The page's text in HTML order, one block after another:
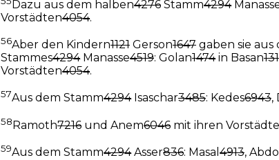
Dazu aus dem halben4276 Stamm4294
Vorstädten4054.
56Aber den Kindern1121 Gerson1647 gaben sie
Stammes4294Manasse4519: Golan1474in Basan
Vorstädten4054.
57Aus dem Stamm4294Isaschar3485: Kedes6943,
58Ramoth7216 und Anem6046 mit ihren
59Aus dem Stamm4294Asser836: Masal 4913,